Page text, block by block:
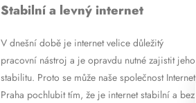
Stabilní a levný internet
V dnešní době je internet velice důležitý
pracovní nástroj a je opravdu nutné zajistit jeho
stabilitu. Proto se může naše společnost Internet
Praha pochlubit tím, že je internet stabilní a bez